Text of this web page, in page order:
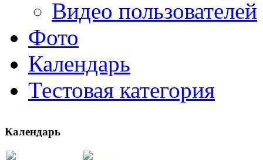
Видео пользователей
Фото
Календарь
Тестовая категория
Календарь